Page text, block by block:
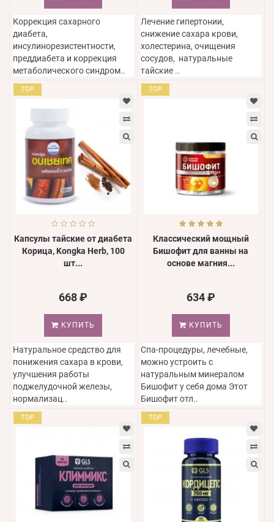
Коррекция сахарного
диабета,
инсулинорезистентности,
преддиабета и коррекция
метаболического синдром..
Лечение гипертонии,
снижение сахара крови,
холестерина, очищения
сосудов, натуральные
тайские ..
TOP
Капсулы тайские от диабета
Корица, Kongka Herb, 100
шт...
668 ₽
КУПИТЬ
Натуральное средство для
понижения сахара в крови,
улучшения работы
поджелудочной железы,
нормализац..
TOP
Классический мощный
Бишофит для ванны на
основе магния...
634 ₽
КУПИТЬ
Спа-процедуры, лечебные,
можно устроить с
натуральным минералом
Бишофит у себя дома Этот
Бишофит отл..
TOP TOP